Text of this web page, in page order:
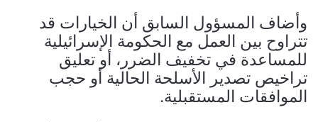
وأضاف المسؤول السابق أن الخيارات قد
تتراوح بين العمل مع الحكومة الإسرائيلية
للمساعدة في تخفيف الضرر، أو تعليق
تراخيص تصدير الأسلحة الحالية أو حجب
الموافقات المستقبلية.